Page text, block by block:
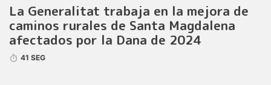
La Generalitat trabaja en la mejora de
caminos rurales de Santa Magdalena
afectados por la Dana de 2024
41 SEG